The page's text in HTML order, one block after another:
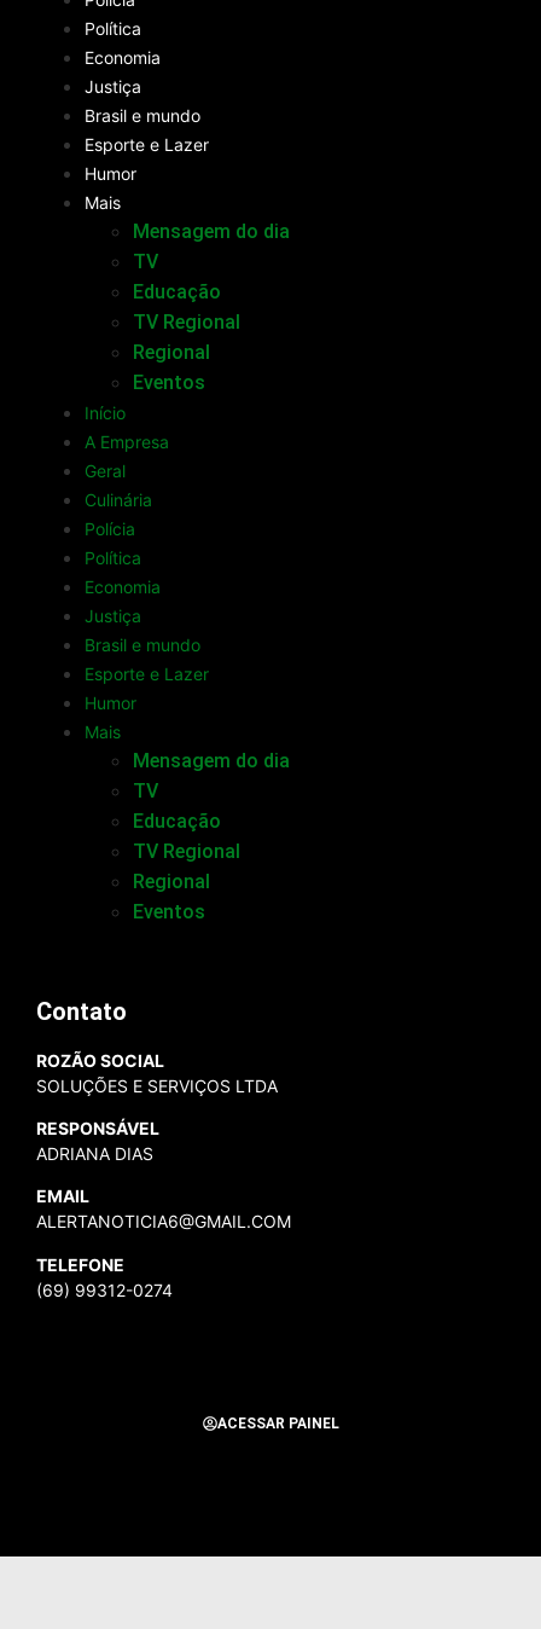
Política
Economia
Justiça
Brasil e mundo
Esporte e Lazer
Humor
Mais
Mensagem do dia
TV
Educação
TV Regional
Regional
Eventos
Início
A Empresa
Geral
Culinária
Polícia
Política
Economia
Justiça
Brasil e mundo
Esporte e Lazer
Humor
Mais
Mensagem do dia
TV
Educação
TV Regional
Regional
Eventos
Contato
ROZÃO SOCIAL
SOLUÇÕES E SERVIÇOS LTDA
RESPONSÁVEL
ADRIANA DIAS
EMAIL
ALERTANOTICIA6@GMAIL.COM
TELEFONE
(69) 99312-0274
ACESSAR PAINEL